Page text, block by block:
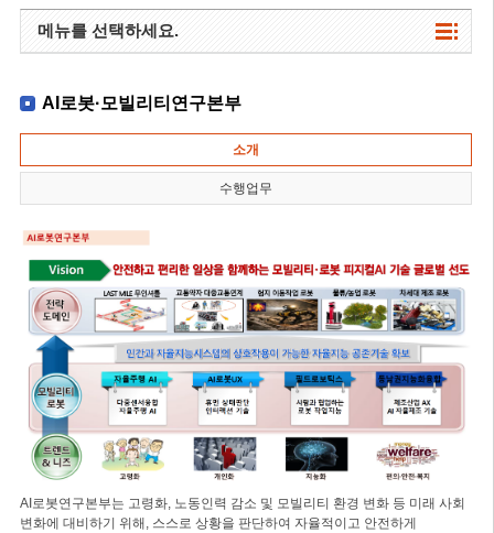
메뉴를 선택하세요.
AI로봇·모빌리티연구본부
소개
수행업무
AI로봇연구본부는 고령화, 노동인력 감소 및 모빌리티 환경 변화 등 미래 사회
변화에 대비하기 위해, 스스로 상황을 판단하여 자율적이고 안전하게